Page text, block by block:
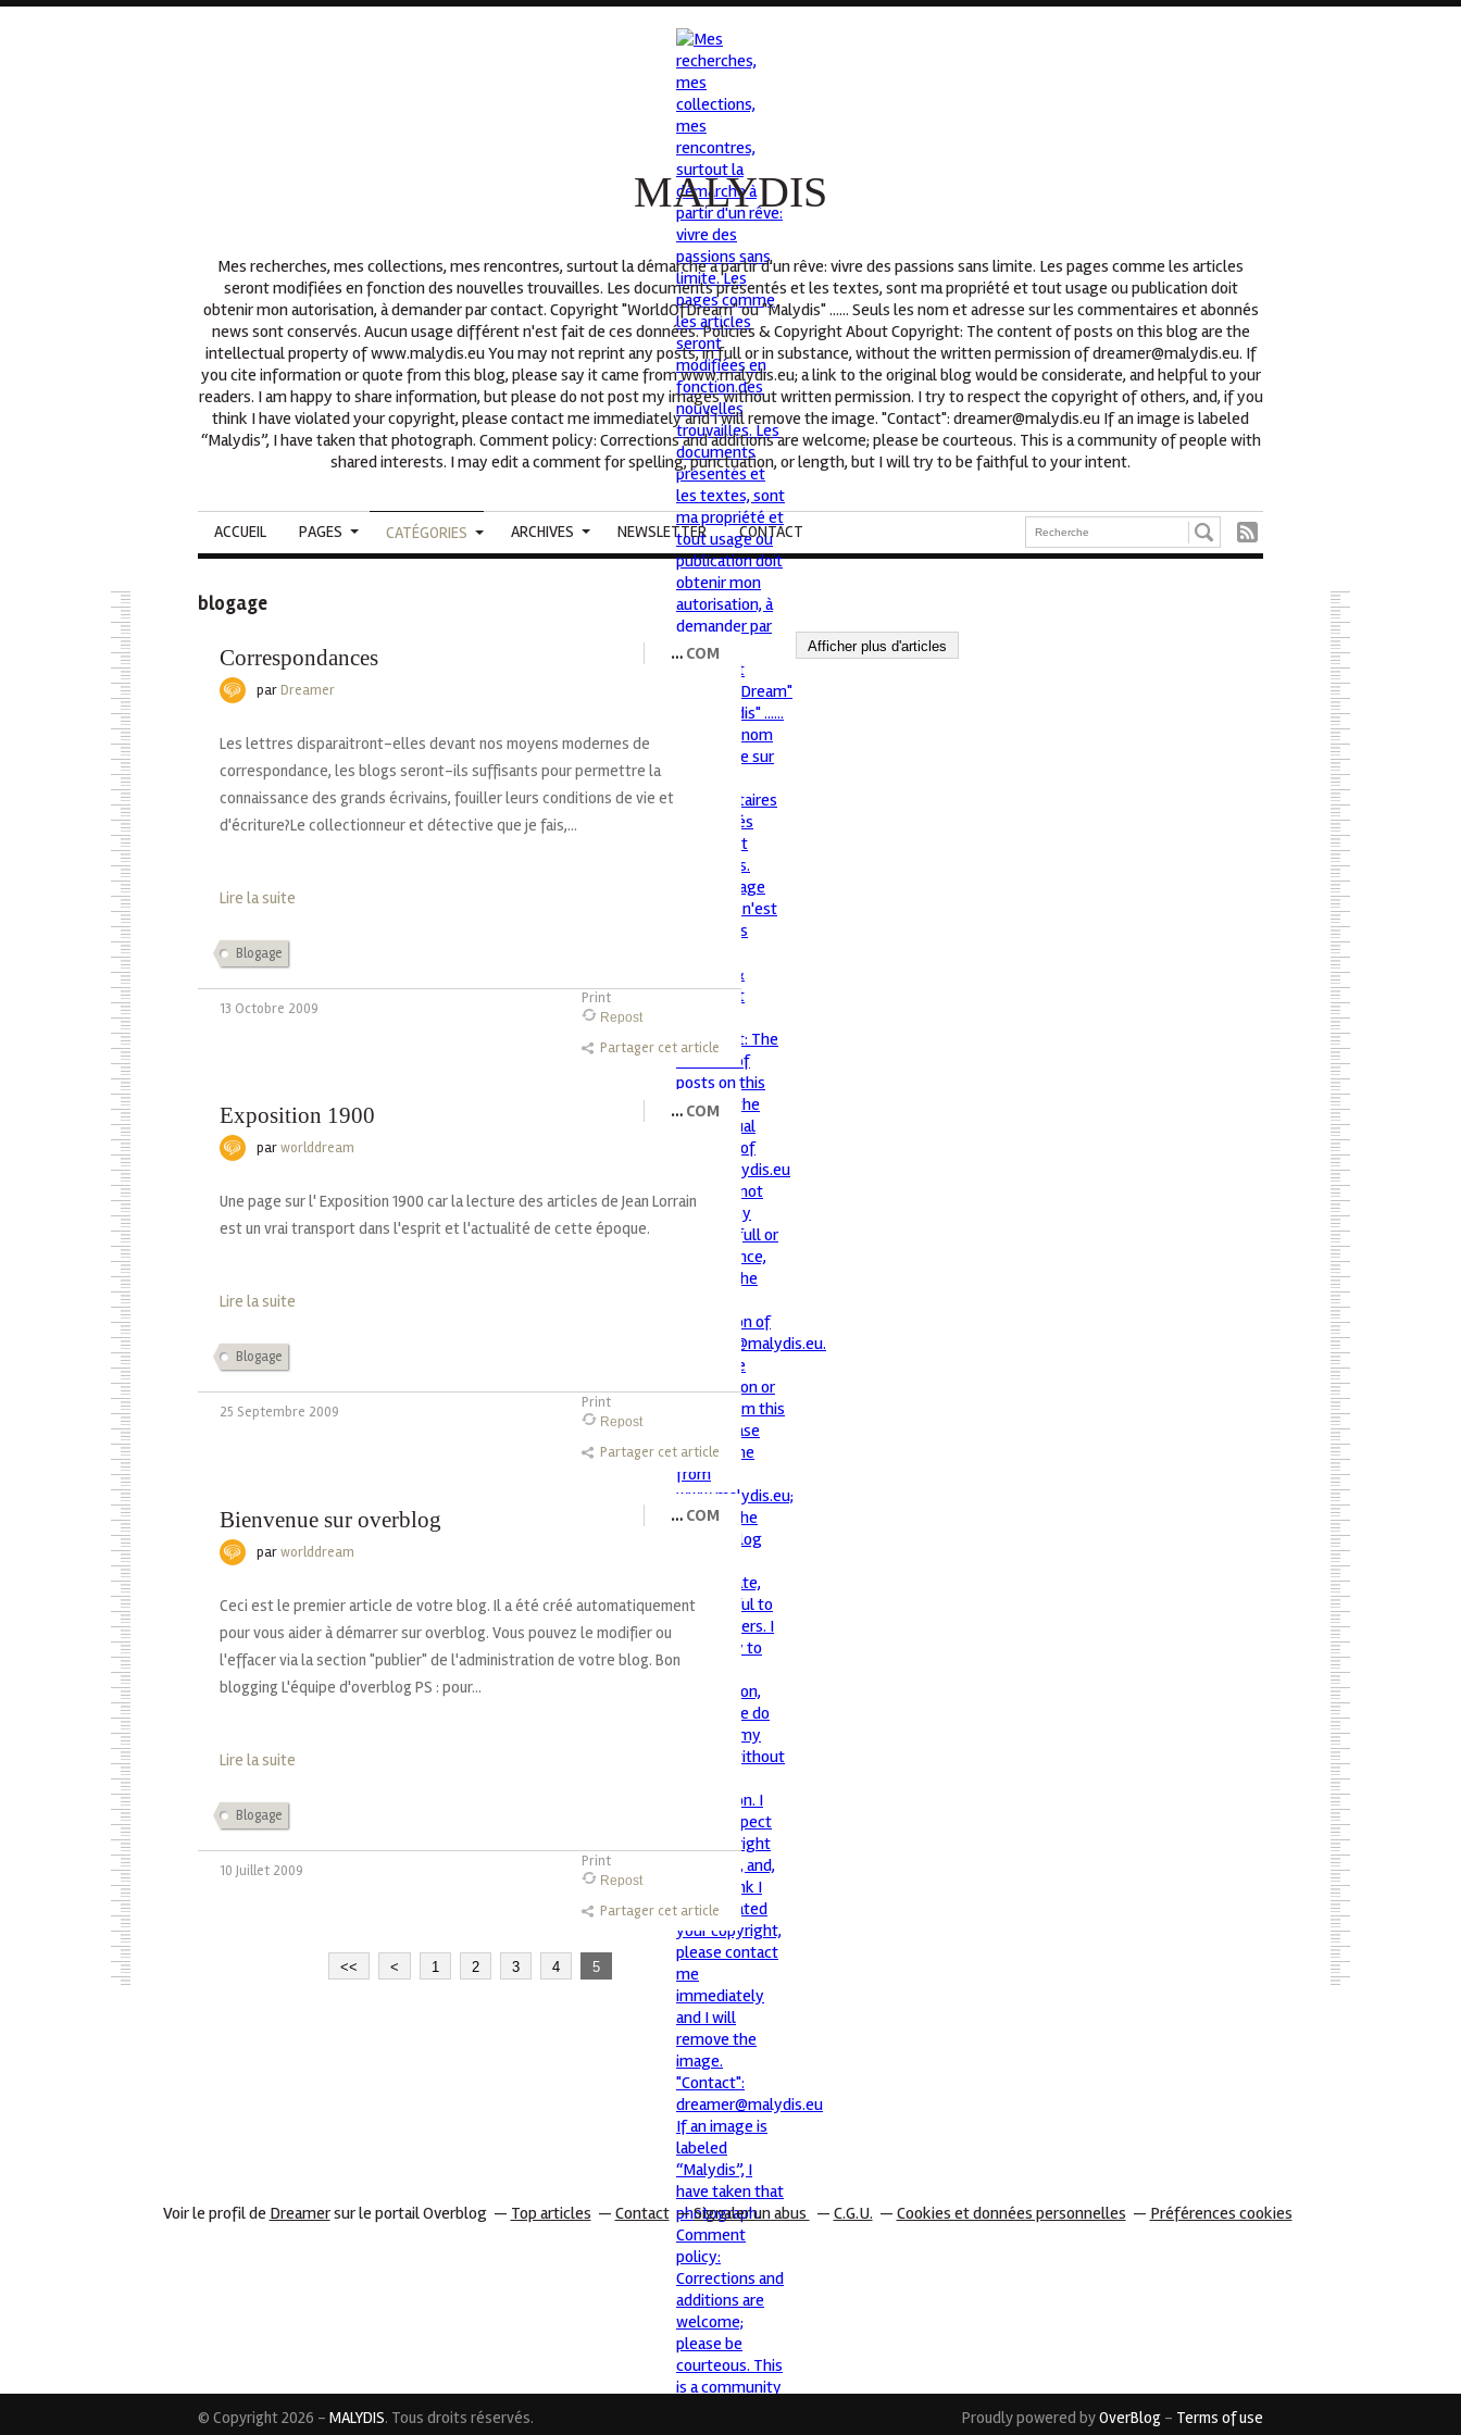
MALYDIS
Mes recherches, mes collections, mes rencontres, surtout la démarche à partir d'un rêve: vivre des passions sans limite. Les pages comme les articles
seront modifiées en fonction des nouvelles trouvailles. Les documents présentés et les textes, sont ma propriété et tout usage ou publication doit
obtenir mon autorisation, à demander par contact. Copyright "WorldOfDream" ou "Malydis" ...... Seuls les nom et adresse sur les commentaires et abonnés
news sont conservés. Aucun usage différent n'est fait de ces données. Policies & Copyright About Copyright: The content of posts on this blog are the
intellectual property of www.malydis.eu You may not reprint any posts, in full or in substance, without the written permission of dreamer@malydis.eu. If
you cite information or quote from this blog, please say it came from www.malydis.eu; a link to the original blog would be considerate, and helpful to your
readers. I am happy to share information, but please do not post my images without written permission. I try to respect the copyright of others, and, if you
think I have violated your copyright, please contact me immediately and I will remove the image. "Contact": dreamer@malydis.eu If an image is labeled
“Malydis”, I have taken that photograph. Comment policy: Corrections and additions are welcome; please be courteous. This is a community of people with
shared interests. I may edit a comment for spelling, punctuation, or length, but I will try to be faithful to your intent.
ACCUEIL PAGES CATÉGORIES ARCHIVES NEWSLETTER CONTACT
blogage
Correspondances … COM
parDreamer
Les lettres disparaitront-elles devant nos moyens modernes de
correspondance, les blogs seront-ils suffisants pour permettre la
connaissance des grands écrivains, fouiller leurs conditions de vie et
d'écriture?Le collectionneur et détective que je fais,...
Lire la suite
Blogage
13 Octobre 2009
Print
Repost
Partager cet article
Exposition 1900 … COM
parworlddream
Une page sur l' Exposition 1900 car la lecture des articles de Jean Lorrain
est un vrai transport dans l'esprit et l'actualité de cette époque.
Lire la suite
Blogage
25 Septembre 2009
Print
Repost
Partager cet article
Bienvenue sur overblog … COM
parworlddream
Ceci est le premier article de votre blog. Il a été créé automatiquement
pour vous aider à démarrer sur overblog. Vous pouvez le modifier ou
l'effacer via la section "publier" de l'administration de votre blog. Bon
blogging L'équipe d'overblog PS : pour...
Lire la suite
Blogage
10 Juillet 2009
Print
Repost
Partager cet article
<< < 1 2 3 4 5
Afficher plus d'articles
© Copyright 2026 - MALYDIS. Tous droits réservés. Proudly powered byOverBlog - Terms of use
Voir le profil de Dreamersur le portail Overblog Top articles Contact Signaler un abus C.G.U. Cookies et données personnelles Préférences cookies